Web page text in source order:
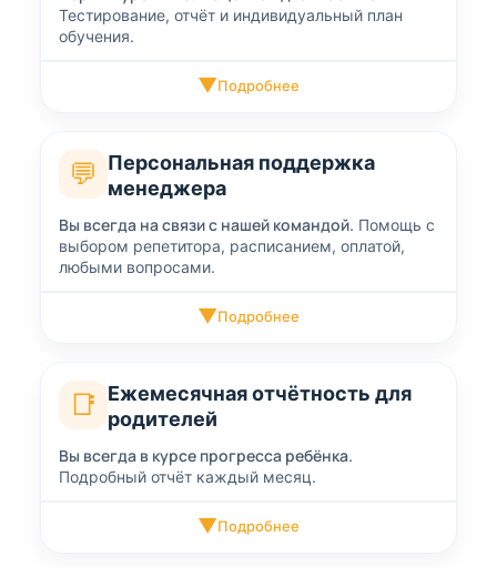
Тестирование, отчёт и индивидуальный план
обучения.
▼Подробнее
💬
Персональная поддержка
менеджера
Вы всегда на связи с нашей командой. Помощь с
выбором репетитора, расписанием, оплатой,
любыми вопросами.
▼Подробнее
📑
Ежемесячная отчётность для
родителей
Вы всегда в курсе прогресса ребёнка.
Подробный отчёт каждый месяц.
▼Подробнее